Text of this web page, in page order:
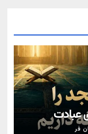
عبادت
فر